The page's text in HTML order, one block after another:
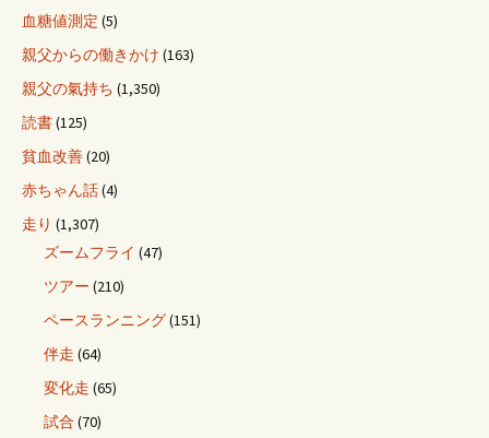
血糖値測定 (5)
親父からの働きかけ (163)
親父の氣持ち (1,350)
読書(125)
貧血改善(20)
赤ちゃん話(4)
走り (1,307)
ズームフライ (47)
ツアー (210)
ペースランニング(151)
伴走 (64)
変化走 (65)
試合 (70)